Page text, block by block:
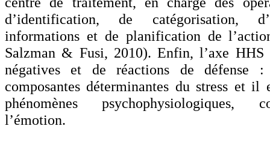
d’identification, de catégorisation,
informations et de planification de
Salzman & Fusi, 2010). Enfin, l’axe HHS
négatives et de réactions de défense :
composantes déterminantes du stress et il
phénomènes psychophysiologiques,
l’émotion.